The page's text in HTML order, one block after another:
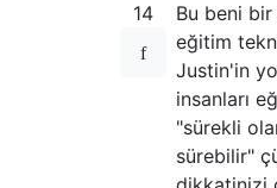
14
Bu beni
eğitim
Justin'in
insanları
"sürekli
sürebilir"